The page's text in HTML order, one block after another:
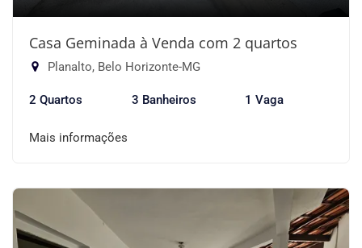
Casa Geminada à Venda com 2 quartos
Planalto, Belo Horizonte-MG
2 Quartos 3 Banheiros 1 Vaga
Mais informações